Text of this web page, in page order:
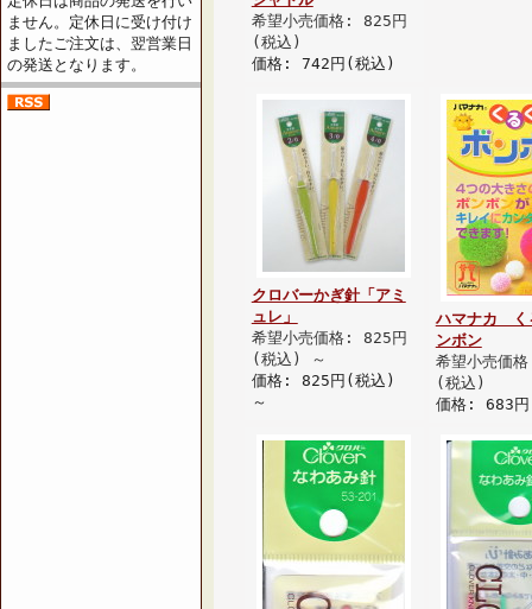
ません。定休日に受け付け
ましたご注文は、翌営業日
の発送となります。
希望小売価格: 825円
(税込)
価格: 742円(税込)
クロバーかぎ針「アミ
ュレ」
希望小売価格: 825円
(税込)
～
価格: 825円(税込)
～
ハマナカ く
ンボン
希望小売価
(税込)
価格: 683